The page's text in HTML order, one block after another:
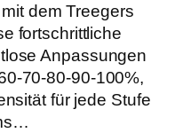
dem Treegers
fortschrittliche
Anpassungen
70-80-90-100%,
für jede Stufe